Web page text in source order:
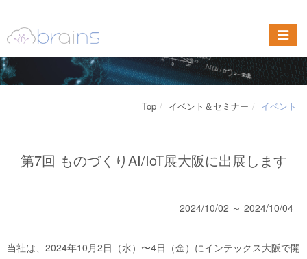
Top イベント＆セミナー イベント
第7回 ものづくりAI/IoT展大阪に出展します
2024/10/02 ～ 2024/10/04
当社は、2024年10月2日（水）〜4日（金）にインテックス大阪で開